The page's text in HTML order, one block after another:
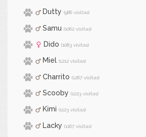
Dutty (986 visitas)
Samu (1062 visitas)
Dido (1083 visitas)
Miel (1212 visitas)
Charrito (1267 visitas)
Scooby (1223 visitas)
Kimi (1123 visitas)
Lacky (1167 visitas)